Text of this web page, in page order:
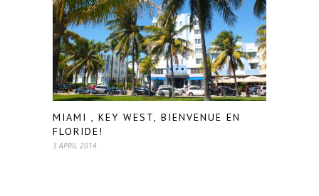
MIAMI , KEY WEST, BIENVENUE EN
FLORIDE!
3 APRIL 2014